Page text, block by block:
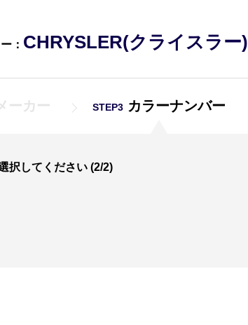
： CHRYSLER(クライスラー)
ーカー STEP3 カラーナンバー
択してください (2/2)